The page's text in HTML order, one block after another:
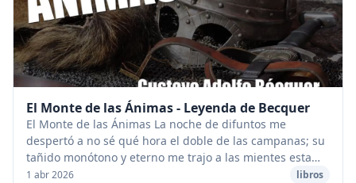
El Monte de las Ánimas - Leyenda de Becquer
El Monte de las Ánimas La noche de difuntos me
despertó a no sé qué hora el doble de las campanas; su
tañido monótono y eterno me trajo a las mientes esta
tradición que oí hace poco en Soria. Intenté ...
1 abr 2026 libros